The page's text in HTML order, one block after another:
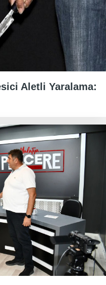
Aletli Yaralama: